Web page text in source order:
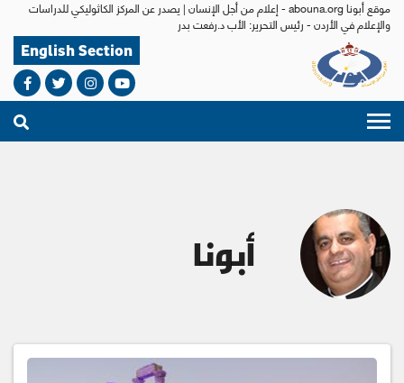
موقع أبونا abouna.org - إعلام من أجل الإنسان | يصدر عن المركز الكاثوليكي للدراسات
والإعلام في الأردن - رئيس التحرير: الأب د.رفعت بدر
English Section
أبونا